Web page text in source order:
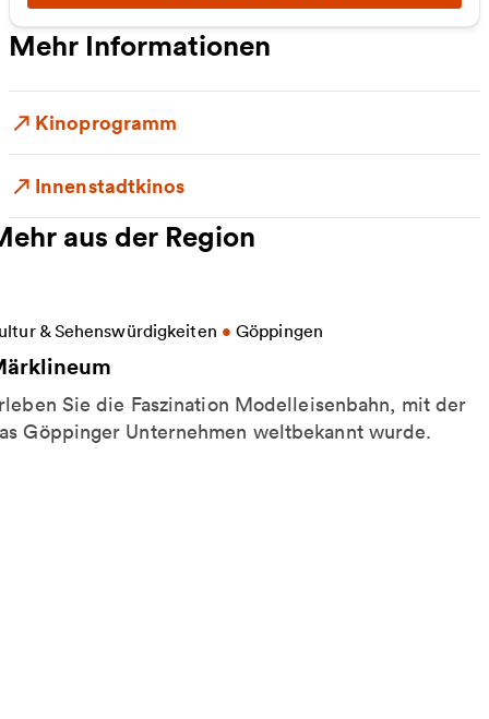
Mehr Informationen
Kinoprogramm
Innenstadtkinos
aus der Region
& Sehenswürdigkeiten • Göppingen
Sie die Faszination Modelleisenbahn, mit der
Göppinger Unternehmen weltbekannt wurde.
Informationen zu Märklineum